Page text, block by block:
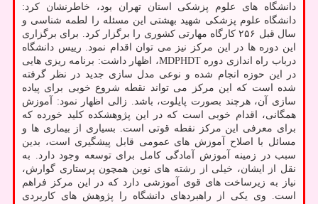
دانشگاه های علوم پزشکی استان تهران بود، خاطرنشان کرد:
دانشگاه علوم پزشکی شهید بهشتی این مسئله را لطمه شناسی و
سال قبل ۲۵۶ کارگاه مهارتی کشوری را برگزار کرد. برای برگزاری
این دوره ها در این مرکز نیز می توان اقدام نمود. رییس دانشگاه
درباب راه اندازی دوره MDPHDT، اظهار داشت: برنامه ریزی هایی
در این حوزه انجام شده و نوعی مدل سازی جدید در نظر گرفته
شده است که این مرکز می تواند نقطه شروع خوبی برای پیاده
سازی آن، هرچند بصورت پایلوت، باشد. زالی اظهار نمود: آموزش
همگانی، اقدام خوبی است که در این پژوهشکده کلید خورده که
برای معرفی این مرکز نقطه قوتی است. بسیاری از بیماری ها و
مسائل با اصلاح آموزش های عمومی قابل پیشگیری است، بدین
سبب در زمینه آموزش آمادگی کامل برای توسعه وجود دارد. به
نقل از ایشان، خیلی از رشته های نوین همچون پرستاری گوارش،
نیاز به زیرساخت های قوی آموزشی دارد که در این مرکز فراهم
است. وی یکی از راهبردهای دانشگاه را پژوهش های کاربردی